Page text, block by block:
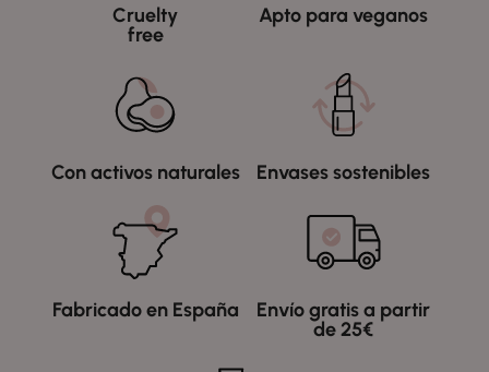
Cruelty
free
Apto para veganos
Con activos naturales Envases sostenibles
Fabricado en España
Envío gratis a partir
de 25€